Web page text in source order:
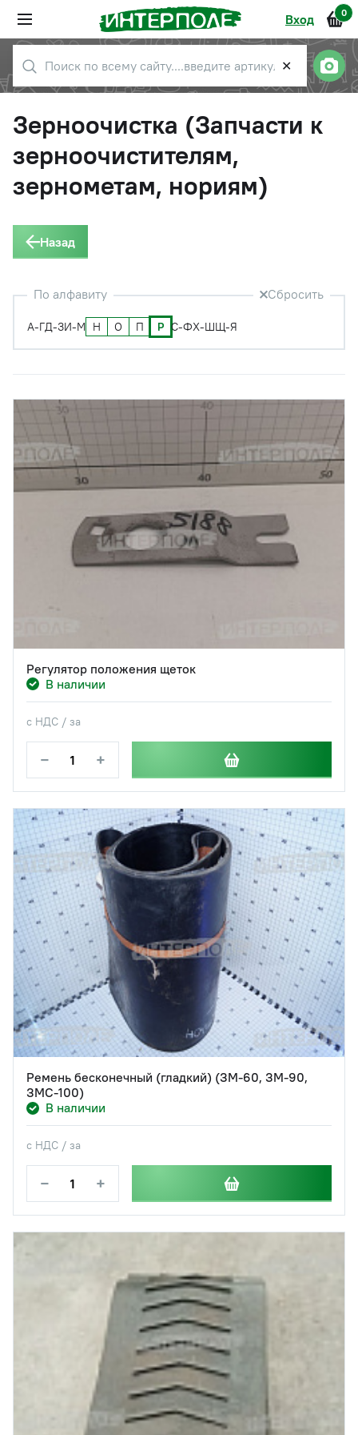
Вход 0
✕
Зерноочистка (Запчасти к
зерноочистителям,
зернометам, нориям)
Назад
По алфавиту Сбросить
А-ГД-ЗИ-М Н О П Р С-ФХ-ШЩ-Я
Регулятор положения щеток
В наличии
с НДС / за
− +
Ремень бесконечный (гладкий) (ЗМ-60, ЗМ-90,
ЗМС-100)
В наличии
с НДС / за
− +